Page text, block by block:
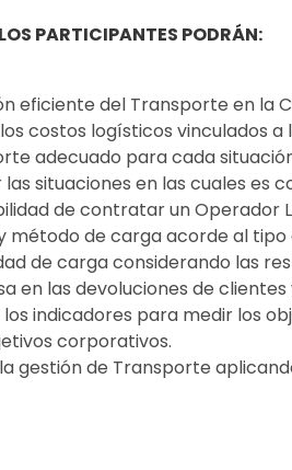
PARTICIPANTES PODRÁN:
eficiente del Transporte en la
costos logísticos vinculados a
adecuado para cada
situaciones en las cuales
de contratar un Operador
método de carga acorde al
de carga considerando las
en las devoluciones de
indicadores para medir los
corporativos.
gestión de Transporte